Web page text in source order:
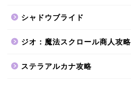
シャドウブライド
ジオ：魔法スクロール商人攻略
ステラアルカナ攻略